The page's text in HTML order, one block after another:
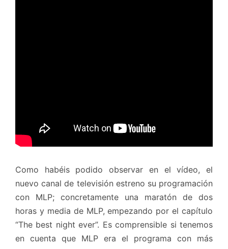
Como habéis podido observar en el vídeo, el
nuevo canal de televisión estreno su programación
con MLP; concretamente una maratón de dos
horas y media de MLP, empezando por el capítulo
“The best night ever”. Es comprensible si tenemos
en cuenta que MLP era el programa con más